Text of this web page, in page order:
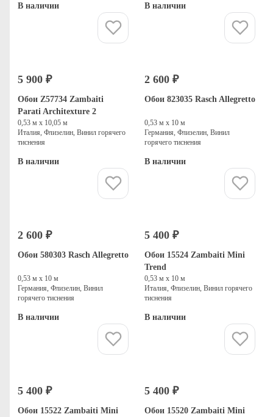
В наличии В наличии
5 900 ₽
Обои Z57734 Zambaiti
Parati Architexture 2
0,53 м х 10,05 м
Италия, Флизелин, Винил горячего
тиснения
В наличии
2 600 ₽
Обои 823035 Rasch Allegretto
0,53 м х 10 м
Германия, Флизелин, Винил
горячего тиснения
В наличии
2 600 ₽
Обои 580303 Rasch Allegretto
0,53 м х 10 м
Германия, Флизелин, Винил
горячего тиснения
В наличии
5 400 ₽
Обои 15524 Zambaiti Mini
Trend
0,53 м х 10 м
Италия, Флизелин, Винил горячего
тиснения
В наличии
5 400 ₽
Обои 15522 Zambaiti Mini
5 400 ₽
Обои 15520 Zambaiti Mini